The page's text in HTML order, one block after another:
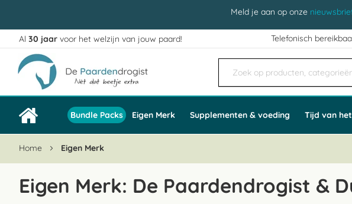
Meld je aan op onze
Ga
naar
de
inhoud
Al 30 jaar voor het welzijn van jouw paard! Telefonisch
Bundle Packs Eigen Merk Supplementen & voeding Tijd van
Home Eigen Merk
Eigen Merk: De Paardendrogist &